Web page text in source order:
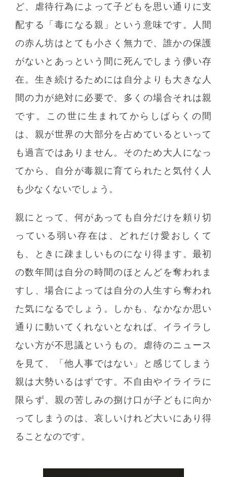
ど、虐待行為によって子どもを思い通りに支
配する「毒になる親」という意味です。人間
の赤ん坊はとても小さく無力で、誰かの保護
がないとあっという間に死んでしまう儚い存
在。生き続けるためには自分よりも大きな人
間の力が絶対に必要で、多くの場合それは親
です。この世に生まれてからしばらくの間
は、親が世界の大部分を占めているといって
も過言ではありません。そのため大人になっ
てから、自分が毒親に育てられたと気付く人
も少なくないでしょう。
親にとって、何があっても自分だけを頼り切
っている弱い存在は、どれだけ愛おしくて
も、ときに疎ましいものになり得ます。最初
の数年間は自分の時間のほとんどを奪われま
すし、場合によっては自分の人生すら奪われ
た気になるでしょう。しかも、なかなか思い
通りに動いてくれないとなれば、イライラし
ない方が不思議というもの。虐待のニュース
を見て、「他人事ではない」と感じてしまう
親は大勢いるはずです。不自由やイライラに
限らず、親の苦しみの捌け口が子どもに向か
ってしまうのは、哀しいけれど大いにあり得
ることなのです。